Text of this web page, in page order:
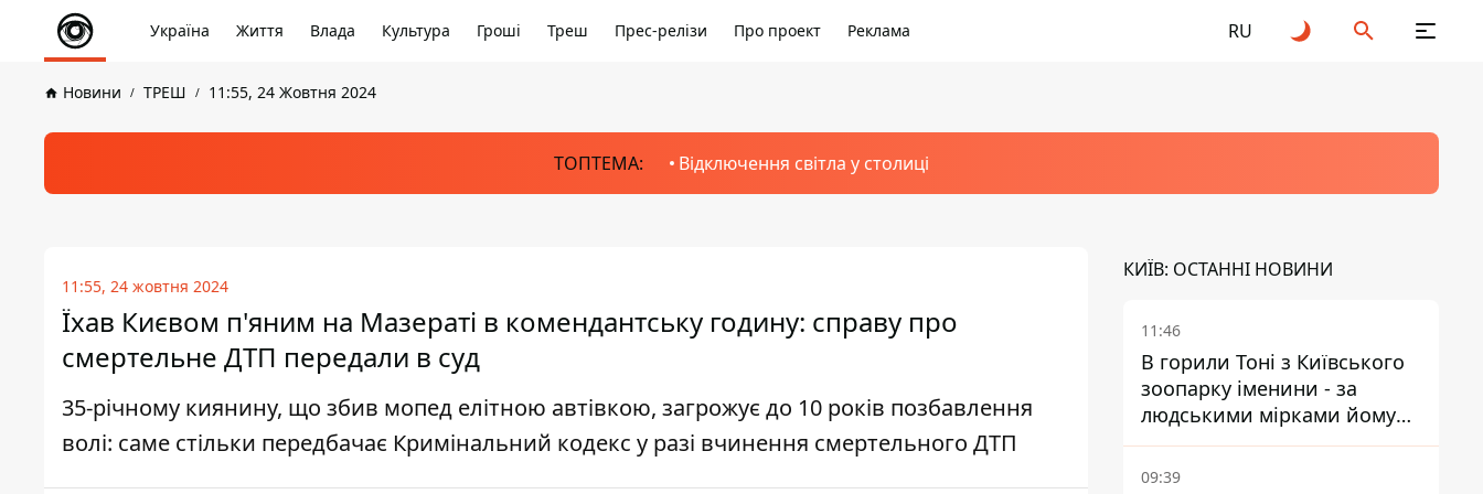
Україна Життя Влада Культура Гроші Треш Прес-релізи Про проект Реклама RU
Новини ТРЕШ 11:55, 24 Жовтня 2024
ТОПТЕМА: Відключення світла у столиці
11:55, 24 жовтня 2024
Їхав Києвом п'яним на Мазераті в комендантську годину: справу про
смертельне ДТП передали в суд
35-річному киянину, що збив мопед елітною автівкою, загрожує до 10 років позбавлення
волі: саме стільки передбачає Кримінальний кодекс у разі вчинення смертельного ДТП
КИЇВ: ОСТАННІ НОВИНИ
11:46
В горили Тоні з Київського
зоопарку іменини - за
людськими мірками йому
вже понад 90 років
09:39